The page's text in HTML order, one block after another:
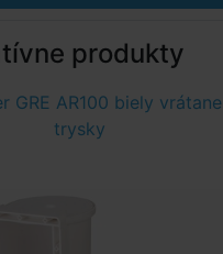
produkty
GRE AR100 biely vrátane
trysky